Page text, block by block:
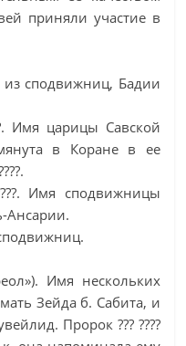
приняли участие в
сподвижниц, Бадии
Имя царицы Савской
в Коране в ее
Имя сподвижницы
Ансарии.
Имя нескольких
Зейда б. Сабита, и
Пророк ??? ????